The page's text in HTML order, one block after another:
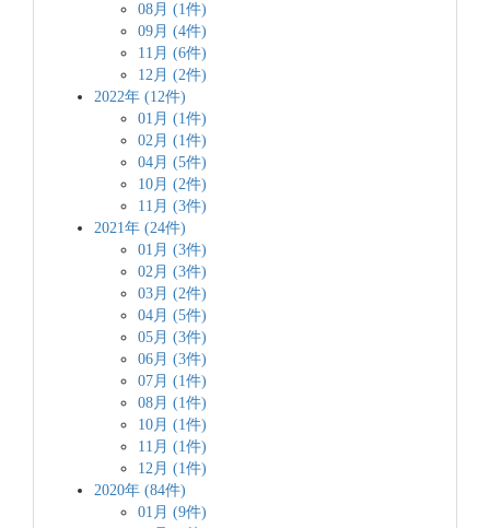
08月 (1件)
09月 (4件)
11月 (6件)
12月 (2件)
2022年 (12件)
01月 (1件)
02月 (1件)
04月 (5件)
10月 (2件)
11月 (3件)
2021年 (24件)
01月 (3件)
02月 (3件)
03月 (2件)
04月 (5件)
05月 (3件)
06月 (3件)
07月 (1件)
08月 (1件)
10月 (1件)
11月 (1件)
12月 (1件)
2020年 (84件)
01月 (9件)